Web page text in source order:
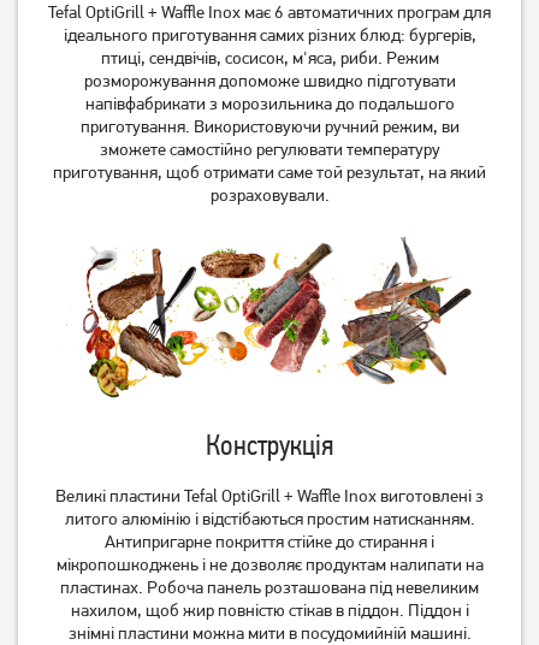
Електрогриль Tefal
GC750D30 OptiGrill Elite
7 699грн
Гриль GoodGrill GR 1650 VN
1 989грн
1 419грн
Немає в наявності
1 249
999грн
Tefal OptiGrill + Waffle Inox має 6 автоматичних програм для
ідеального приготування самих різних блюд: бургерів,
птиці, сендвічів, сосисок, м'яса, риби. Режим
розморожування допоможе швидко підготувати
напівфабрикати з морозильника до подальшого
приготування. Використовуючи ручний режим, ви
зможете самостійно регулювати температуру
приготування, щоб отримати саме той результат, на який
розраховували.
Конструкція
Великі пластини Tefal OptiGrill + Waffle Inox виготовлені з
литого алюмінію і відстібаються простим натисканням.
Антипригарне покриття стійке до стирання і
мікропошкоджень і не дозволяє продуктам налипати на
пластинах. Робоча панель розташована під невеликим
нахилом, щоб жир повністю стікав в піддон. Піддон і
знімні пластини можна мити в посудомийній машині.